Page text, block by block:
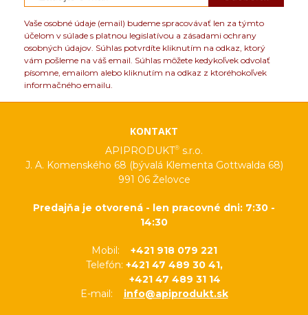
Vaše osobné údaje (email) budeme spracovávať len za týmto
účelom v súlade s platnou legislatívou a zásadami ochrany
osobných údajov. Súhlas potvrdíte kliknutím na odkaz, ktorý
vám pošleme na váš email. Súhlas môžete kedykoľvek odvolať
písomne, emailom alebo kliknutím na odkaz z ktoréhokoľvek
informačného emailu.
KONTAKT
APIPRODUKT® s.r.o.
J. A. Komenského 68 (bývalá Klementa Gottwalda 68)
991 06 Želovce
Predajňa je otvorená - len pracovné dni: 7:30 -
14:30
Mobil: +421 918 079 221
Telefón: +421 47 489 30 41,
+421 47 489 31 14
E-mail: info@apiprodukt.sk